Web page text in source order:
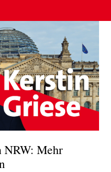
Zum Inhalt springen
NRW: Mehr